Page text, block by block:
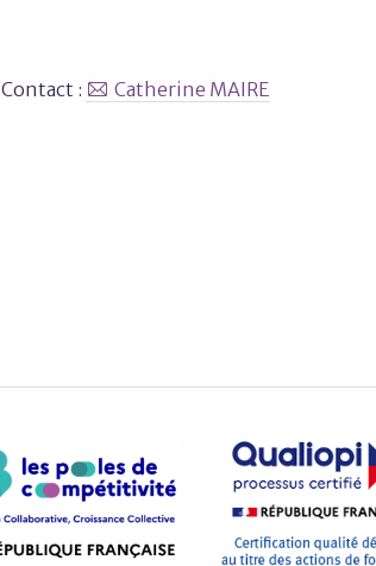
Contact : Catherine MAIRE